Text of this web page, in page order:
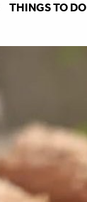
THINGS TO DO